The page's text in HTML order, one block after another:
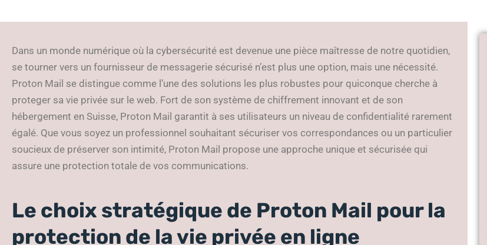
Dans un monde numérique où la cybersécurité est devenue une pièce maîtresse de notre quotidien,
se tourner vers un fournisseur de messagerie sécurisé n’est plus une option, mais une nécessité.
Proton Mail se distingue comme l’une des solutions les plus robustes pour quiconque cherche à
proteger sa vie privée sur le web. Fort de son système de chiffrement innovant et de son
hébergement en Suisse, Proton Mail garantit à ses utilisateurs un niveau de confidentialité rarement
égalé. Que vous soyez un professionnel souhaitant sécuriser vos correspondances ou un particulier
soucieux de préserver son intimité, Proton Mail propose une approche unique et sécurisée qui
assure une protection totale de vos communications.
Le choix stratégique de Proton Mail pour la
protection de la vie privée en ligne